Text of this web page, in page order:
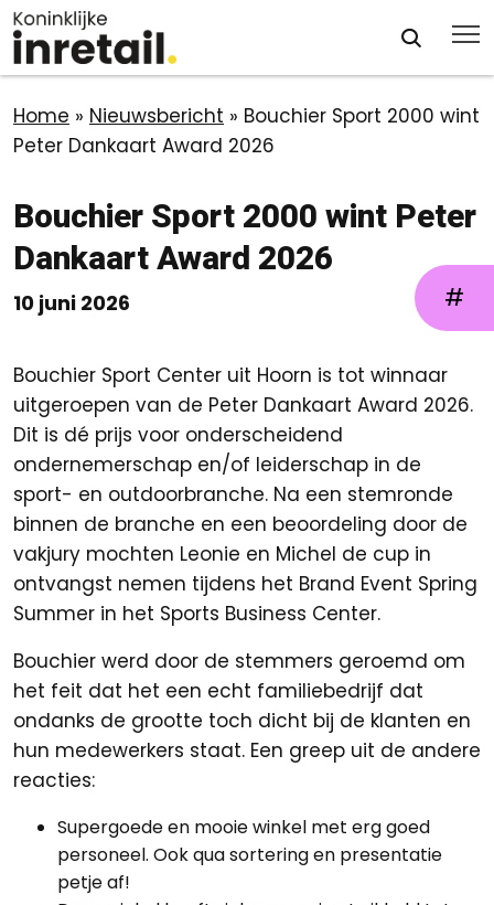
Home » Nieuwsbericht » Bouchier Sport 2000 wint
Peter Dankaart Award 2026
Bouchier Sport 2000 wint Peter
Dankaart Award 2026
10 juni 2026
Bouchier Sport Center uit Hoorn is tot winnaar
uitgeroepen van de Peter Dankaart Award 2026.
Dit is dé prijs voor onderscheidend
ondernemerschap en/of leiderschap in de
sport- en outdoorbranche. Na een stemronde
binnen de branche en een beoordeling door de
vakjury mochten Leonie en Michel de cup in
ontvangst nemen tijdens het Brand Event Spring
Summer in het Sports Business Center.
Bouchier werd door de stemmers geroemd om
het feit dat het een echt familiebedrijf dat
ondanks de grootte toch dicht bij de klanten en
hun medewerkers staat. Een greep uit de andere
reacties:
Supergoede en mooie winkel met erg goed
personeel. Ook qua sortering en presentatie
petje af!
#